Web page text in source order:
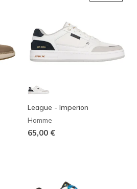
League - Imperion
Homme
65,00 €